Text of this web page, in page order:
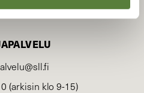
(arkisin klo 9-15)